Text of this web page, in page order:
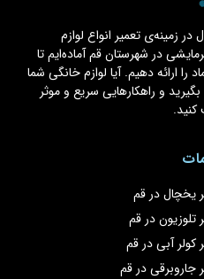
و تجربه‌ی بیش از ۱۰ سال در زمینه‌ی تعمیر انواع لوازم
در شهرستان قم آماده‌ایم تا
را ارائه دهیم. آیا لوازم خانگی شما
بگیرید و راهکارهایی سریع و موثر
کنید.
یخچال در قم
تلوزیون در قم
کولر آبی در قم
جاروبرقی در قم